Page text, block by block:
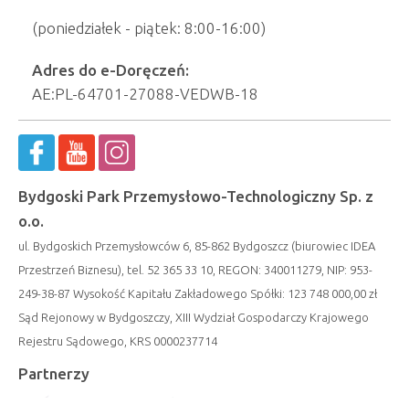
(poniedziałek - piątek: 8:00-16:00)
Adres do e-Doręczeń:
AE:PL-64701-27088-VEDWB-18
Bydgoski Park Przemysłowo-Technologiczny Sp. z
o.o.
ul. Bydgoskich Przemysłowców 6, 85-862 Bydgoszcz (biurowiec IDEA
Przestrzeń Biznesu), tel. 52 365 33 10, REGON: 340011279, NIP: 953-
249-38-87 Wysokość Kapitału Zakładowego Spółki: 123 748 000,00 zł
Sąd Rejonowy w Bydgoszczy, XIII Wydział Gospodarczy Krajowego
Rejestru Sądowego, KRS 0000237714
Partnerzy